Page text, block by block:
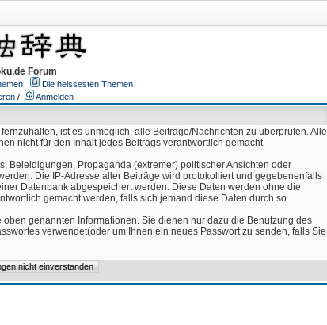
Forum
Die heissesten Themen
/ Anmelden
ist es unmöglich, alle Beiträge/Nachrichten zu überprüfen. Alle
nicht für den Inhalt jedes Beitrags verantwortlich gemacht
Beleidigungen, Propaganda (extremer) politischer Ansichten oder
Die IP-Adresse aller Beiträge wird protokolliert und gegebenenfalls
Datenbank abgespeichert werden. Diese Daten werden ohne die
gemacht werden, falls sich jemand diese Daten durch so
genannten Informationen. Sie dienen nur dazu die Benutzung des
verwendet(oder um Ihnen ein neues Passwort zu senden, falls Sie